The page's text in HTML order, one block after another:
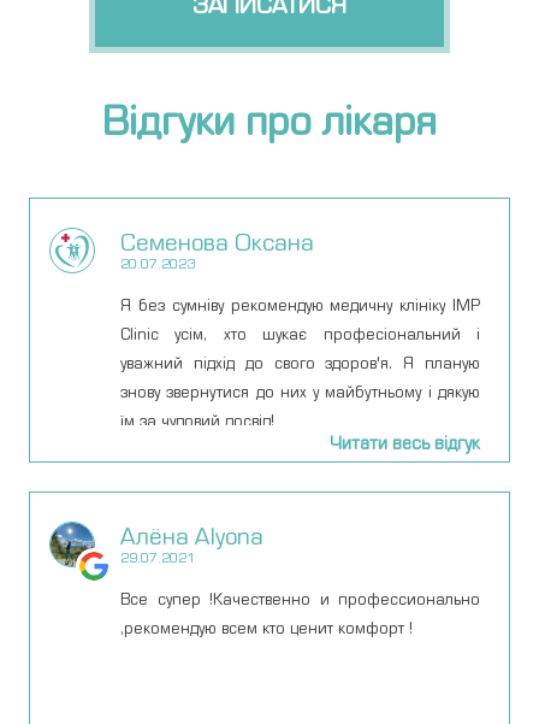
Відгуки про лікаря
Семенова Оксана
20.07.2023
Я без сумніву рекомендую медичну клініку IMP
Clinic усім, хто шукає професіональний і
уважний підхід до свого здоров'я. Я планую
знову звернутися до них у майбутньому і дякую
їм за чудовий досвід!
Читати весь відгук
Алёна Alyona
29.07.2021
Все супер !Качественно и профессионально
,рекомендую всем кто ценит комфорт !